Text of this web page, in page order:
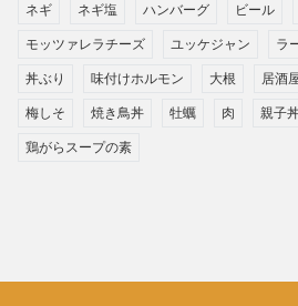
ネギ ネギ塩 ハンバーグ ビール
モッツァレラチーズ ユッケジャン ラ
丼ぶり 味付けホルモン 大根 居酒
梅しそ 焼き鳥丼 牡蠣 肉 親子
鶏がらスープの素